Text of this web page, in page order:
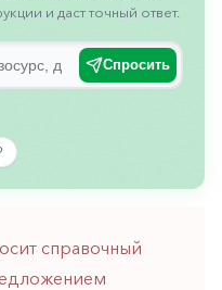
и даст точный ответ.
Спросить
справочный